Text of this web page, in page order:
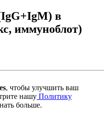
в
иммуноблот)
, чтобы улучшить ваш
нашу Политику
больше.